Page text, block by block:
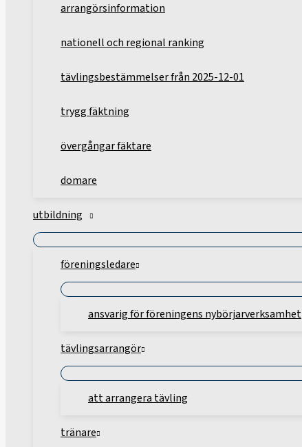
arrangörsinformation
nationell och regional ranking
tävlingsbestämmelser från 2025-12-01
trygg fäktning
övergångar fäktare
domare
utbildning
föreningsledare
ansvarig för föreningens nybörjarverksamhet
tävlingsarrangör
att arrangera tävling
tränare